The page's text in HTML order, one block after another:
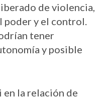
de violencia,
poder y el control.
tener
y posible
en la relación de